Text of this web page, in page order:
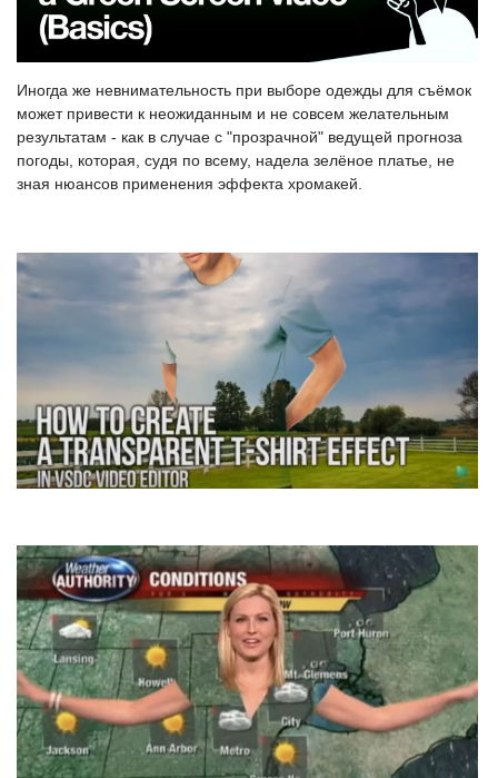
Иногда же невнимательность при выборе одежды для съёмок
может привести к неожиданным и не совсем желательным
результатам - как в случае с "прозрачной" ведущей прогноза
погоды, которая, судя по всему, надела зелёное платье, не
зная нюансов применения эффекта хромакей.